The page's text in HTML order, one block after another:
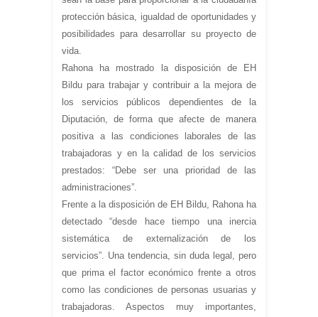
protección básica, igualdad de oportunidades y
posibilidades para desarrollar su proyecto de
vida.
Rahona ha mostrado la disposición de EH
Bildu para trabajar y contribuir a la mejora de
los servicios públicos dependientes de la
Diputación, de forma que afecte de manera
positiva a las condiciones laborales de las
trabajadoras y en la calidad de los servicios
prestados: “Debe ser una prioridad de las
administraciones”.
Frente a la disposición de EH Bildu, Rahona ha
detectado “desde hace tiempo una inercia
sistemática de externalización de los
servicios”. Una tendencia, sin duda legal, pero
que prima el factor económico frente a otros
como las condiciones de personas usuarias y
trabajadoras. Aspectos muy importantes,